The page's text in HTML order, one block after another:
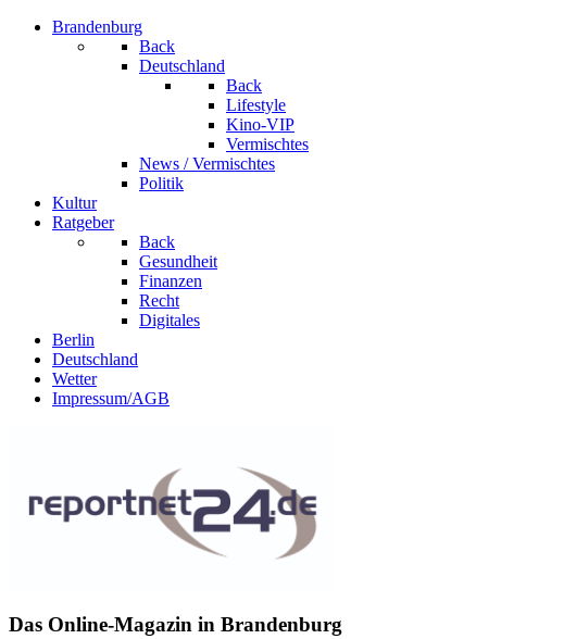
Brandenburg
Back
Deutschland
Back
Lifestyle
Kino-VIP
Vermischtes
News / Vermischtes
Politik
Kultur
Ratgeber
Back
Gesundheit
Finanzen
Recht
Digitales
Berlin
Deutschland
Wetter
Impressum/AGB
Das Online-Magazin in Brandenburg